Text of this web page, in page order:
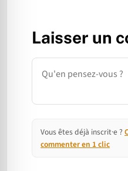
Laisser un
Commentaire
Vous êtes déjà inscrit·e ?
commenter en 1 clic